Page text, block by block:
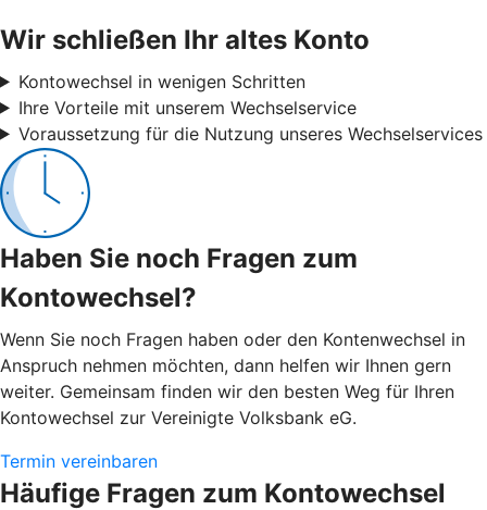
Wir schließen Ihr altes Konto
Kontowechsel in wenigen Schritten
Ihre Vorteile mit unserem Wechselservice
Voraussetzung für die Nutzung unseres Wechselservices
Haben Sie noch Fragen zum
Kontowechsel?
Wenn Sie noch Fragen haben oder den Kontenwechsel in
Anspruch nehmen möchten, dann helfen wir Ihnen gern
weiter. Gemeinsam finden wir den besten Weg für Ihren
Kontowechsel zur Vereinigte Volksbank eG.
Termin vereinbaren
Häufige Fragen zum Kontowechsel